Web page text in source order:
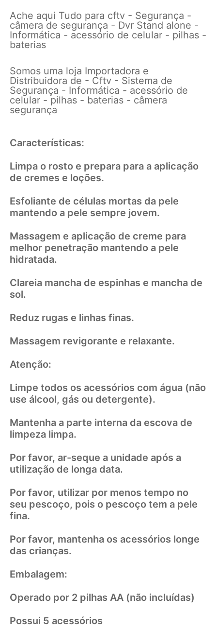
Ache aqui Tudo para cftv - Segurança -
câmera de segurança - Dvr Stand alone -
Informática - acessório de celular - pilhas -
baterias
Somos uma loja Importadora e
Distribuidora de - Cftv - Sistema de
Segurança - Informática - acessório de
celular - pilhas - baterias - câmera
segurança
Características:
Limpa o rosto e prepara para a aplicação
de cremes e loções.
Esfoliante de células mortas da pele
mantendo a pele sempre jovem.
Massagem e aplicação de creme para
melhor penetração mantendo a pele
hidratada.
Clareia mancha de espinhas e mancha de
sol.
Reduz rugas e linhas finas.
Massagem revigorante e relaxante.
Atenção:
Limpe todos os acessórios com água (não
use álcool, gás ou detergente).
Mantenha a parte interna da escova de
limpeza limpa.
Por favor, ar-seque a unidade após a
utilização de longa data.
Por favor, utilizar por menos tempo no
seu pescoço, pois o pescoço tem a pele
fina.
Por favor, mantenha os acessórios longe
das crianças.
Embalagem:
Operado por 2 pilhas AA (não incluídas)
Possui 5 acessórios